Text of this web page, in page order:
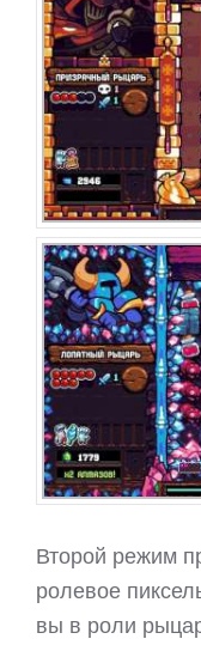
Второй режим
ролевое
вы в роли